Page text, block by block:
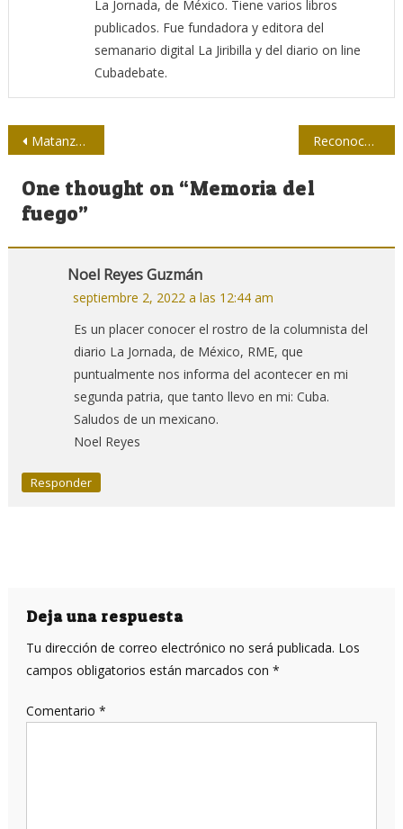
La Jornada, de México. Tiene varios libros
publicados. Fue fundadora y editora del
semanario digital La Jiribilla y del diario on line
Cubadebate.
Navegación
de
entradas
Matanzas: donde hubo fuego, comunicación queda Reconocen a periodistas por la cobertura noticiosa en el incendio de Matanzas
One thought on “Memoria del
fuego”
Noel Reyes Guzmán
septiembre 2, 2022 a las 12:44 am
Es un placer conocer el rostro de la columnista del
diario La Jornada, de México, RME, que
puntualmente nos informa del acontecer en mi
segunda patria, que tanto llevo en mi: Cuba.
Saludos de un mexicano.
Noel Reyes
Responder
Deja una respuesta
Tu dirección de correo electrónico no será publicada. Los
campos obligatorios están marcados con *
Comentario *